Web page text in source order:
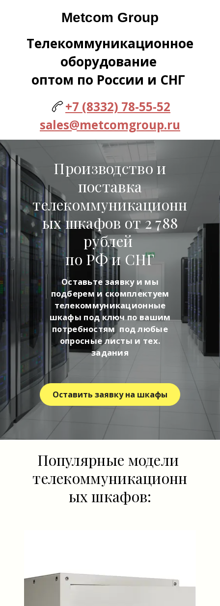
Metcom Group
Телекоммуникационное
оборудование
оптом по России и СНГ
+7 (8332) 78-55-52
sales@metcomgroup.ru
Производство и
поставка
телекоммуникационн
ых шкафов от 2 788
рублей
по РФ и СНГ
Оставьте заявку и мы
подберем и скомплектуем
телекоммуникационные
шкафы под ключ по вашим
потребностям под любые
опросные листы и тех.
задания
Оставить заявку на шкафы
Популярные модели
телекоммуникационн
ых шкафов: